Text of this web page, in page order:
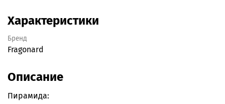
Характеристики
Бренд
Fragonard
Описание
Пирамида: